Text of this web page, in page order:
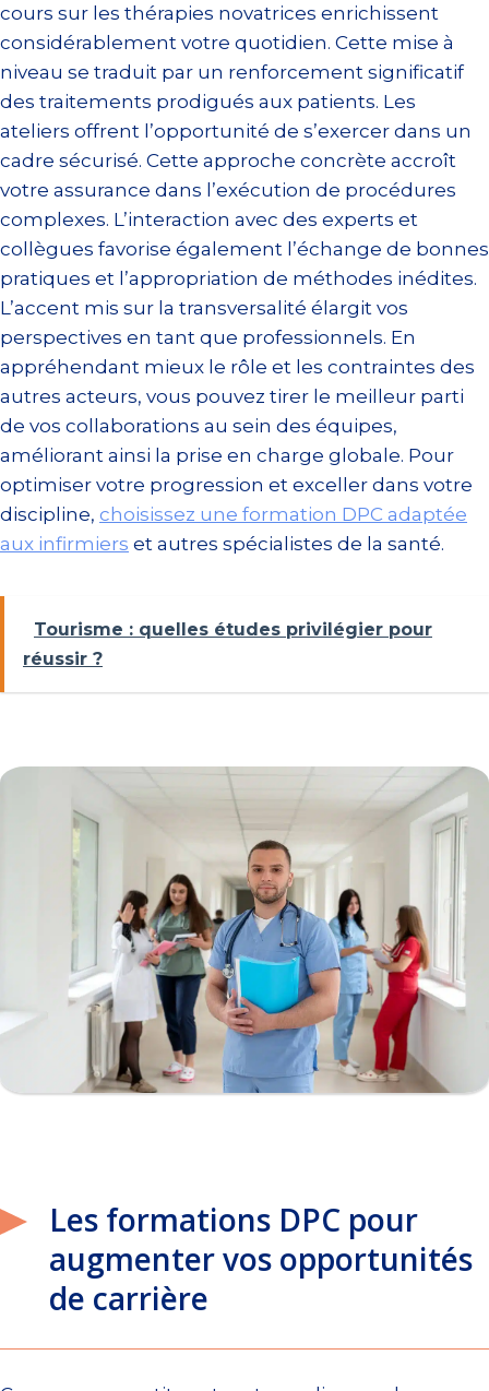
cours sur les thérapies novatrices enrichissent
considérablement votre quotidien. Cette mise à
niveau se traduit par un renforcement significatif
des traitements prodigués aux patients. Les
ateliers offrent l’opportunité de s’exercer dans un
cadre sécurisé. Cette approche concrète accroît
votre assurance dans l’exécution de procédures
complexes. L’interaction avec des experts et
collègues favorise également l’échange de bonnes
pratiques et l’appropriation de méthodes inédites.
L’accent mis sur la transversalité élargit vos
perspectives en tant que professionnels. En
appréhendant mieux le rôle et les contraintes des
autres acteurs, vous pouvez tirer le meilleur parti
de vos collaborations au sein des équipes,
améliorant ainsi la prise en charge globale. Pour
optimiser votre progression et exceller dans votre
discipline, choisissez une formation DPC adaptée
aux infirmiers et autres spécialistes de la santé.
Tourisme : quelles études privilégier pour
réussir ?
Les formations DPC pour
augmenter vos opportunités
de carrière